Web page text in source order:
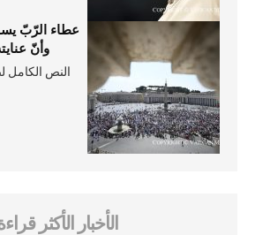
عطاء الرّبّ
وأنّ
النص الكامل
الأخبار الأكثر